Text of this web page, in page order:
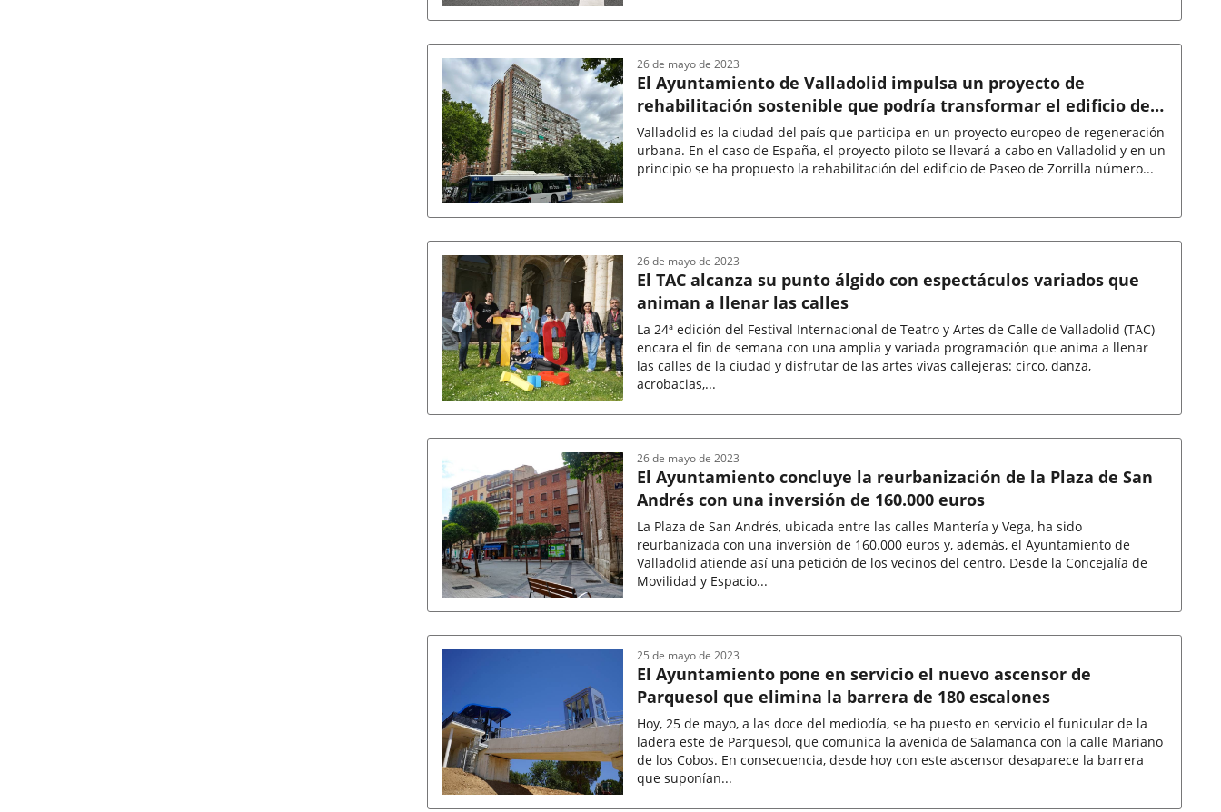
la
noticia
El Ayuntamiento de Valladolid impulsa un proyecto de
rehabilitación sostenible que podría transformar el edificio de
Las Mercedes
Valladolid es la ciudad del país que participa en un proyecto europeo de regeneración
urbana. En el caso de España, el proyecto piloto se llevará a cabo en Valladolid y en un
principio se ha propuesto la rehabilitación del edificio de Paseo de Zorrilla número...
la
noticia
26 de mayo de 2023
El TAC alcanza su punto álgido con espectáculos variados que
animan a llenar las calles
La 24ª edición del Festival Internacional de Teatro y Artes de Calle de Valladolid (TAC)
encara el fin de semana con una amplia y variada programación que anima a llenar
las calles de la ciudad y disfrutar de las artes vivas callejeras: circo, danza,
acrobacias,...
la
26 de mayo de 2023
El Ayuntamiento concluye la reurbanización de la Plaza de San
Andrés con una inversión de 160.000 euros
La Plaza de San Andrés, ubicada entre las calles Mantería y Vega, ha sido
reurbanizada con una inversión de 160.000 euros y, además, el Ayuntamiento de
Valladolid atiende así una petición de los vecinos del centro. Desde la Concejalía de
Movilidad y Espacio...
la
noticia
26 de mayo de 2023
El Ayuntamiento pone en servicio el nuevo ascensor de
Parquesol que elimina la barrera de 180 escalones
Hoy, 25 de mayo, a las doce del mediodía, se ha puesto en servicio el funicular de la
ladera este de Parquesol, que comunica la avenida de Salamanca con la calle Mariano
de los Cobos. En consecuencia, desde hoy con este ascensor desaparece la barrera
que suponían...
25 de mayo de 2023